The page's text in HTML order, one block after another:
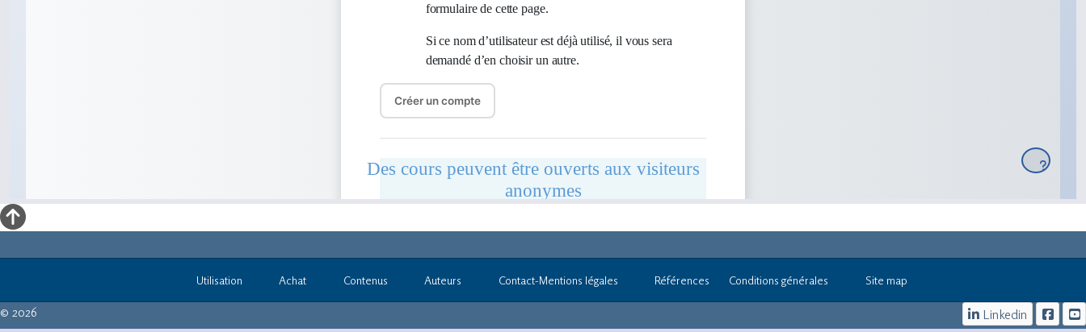
Utilisation Achat Contenus Auteurs Contact-Mentions légales Références Conditions générales Site map
© 2026 Linkedin